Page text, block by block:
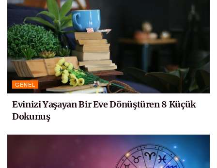
GENEL
Evinizi Yaşayan Bir Eve Dönüştüren 8 Küçük
Dokunuş